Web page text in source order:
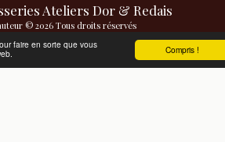
Compris !
faire en sorte que vous
Ateliers Dor & Redais
© 2026 Tous droits réservés
conservation à Aubusson |Politique de